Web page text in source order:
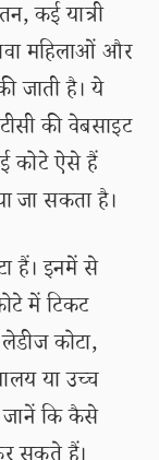
कई यात्री
महिलाओं और
जाती है। ये
की वेबसाइट
कोटे ऐसे हैं
जा सकता है।
हैं। इनमें से
में टिकट
कोटा,
या उच्च
कि कैसे